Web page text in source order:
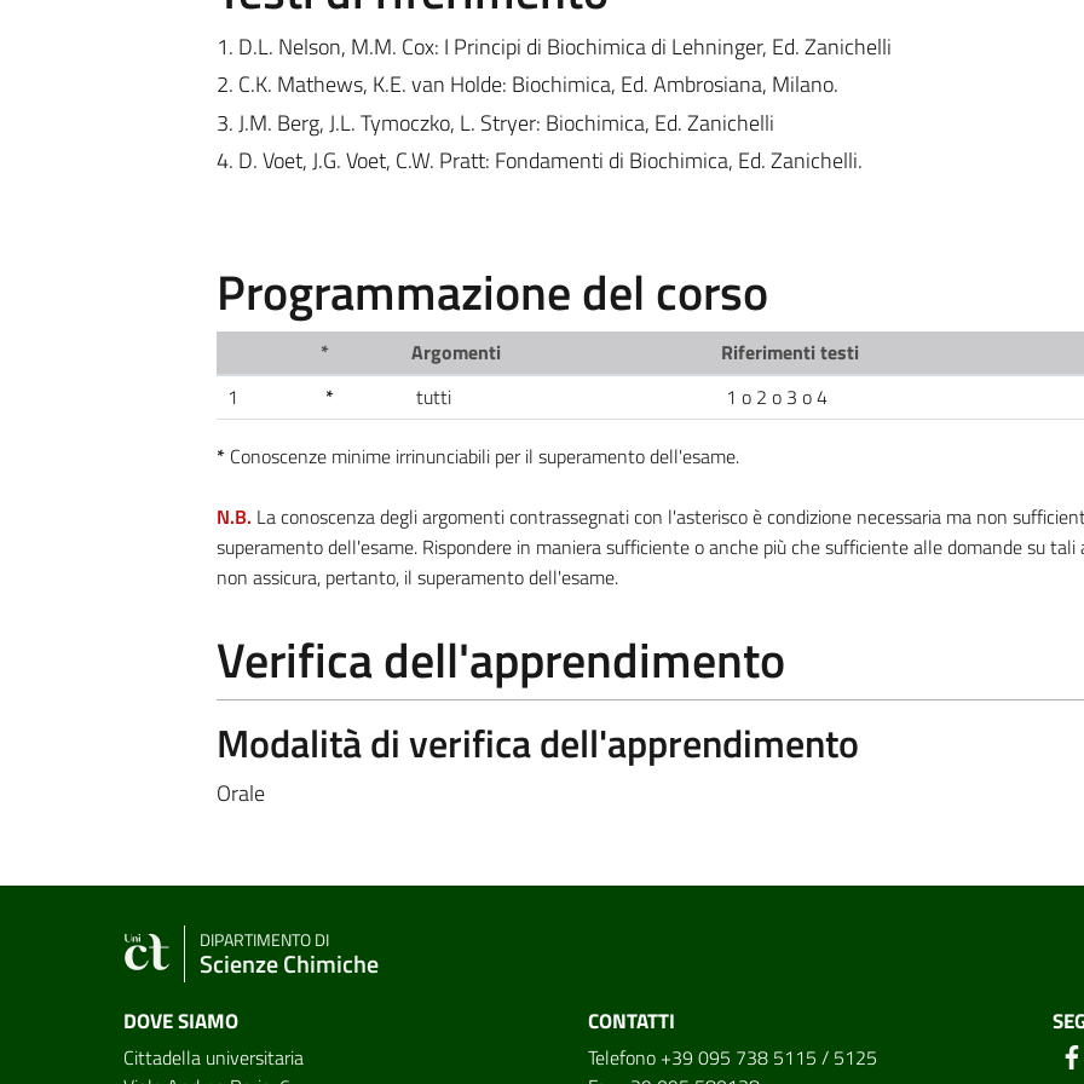
1. D.L. Nelson, M.M. Cox: I Principi di Biochimica di Lehninger, Ed. Zanichelli
2. C.K. Mathews, K.E. van Holde: Biochimica, Ed. Ambrosiana, Milano.
3. J.M. Berg, J.L. Tymoczko, L. Stryer: Biochimica, Ed. Zanichelli
4. D. Voet, J.G. Voet, C.W. Pratt: Fondamenti di Biochimica, Ed. Zanichelli.
Programmazione del corso
* Argomenti
Riferimenti testi
1
* tutti 1 o 2 o 3 o 4
*Conoscenze minime irrinunciabili per il superamento dell'esame.
N.B. La conoscenza degli argomenti contrassegnati con l'asterisco è condizione necessaria ma non
superamento dell'esame. Rispondere in maniera sufficiente o anche più che sufficiente alle domande su tali
non assicura, pertanto, il superamento dell'esame.
Verifica dell'apprendimento
Modalità di verifica dell'apprendimento
Orale
DIPARTIMENTO DI
Scienze Chimiche
DOVE SIAMO
Cittadella universitaria
CONTATTI
Telefono +39 095 738 5115 / 5125